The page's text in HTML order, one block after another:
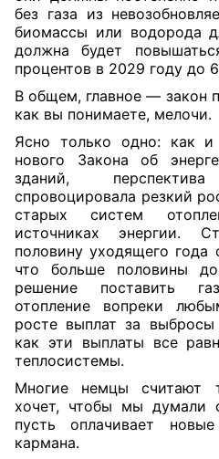
без газа из
биомассы или водорода
должна будет
процентов в 2029 году до
В общем, главное — закон
как вы понимаете, мелочи.
Ясно только одно: как и
нового Закона об
зданий,
спровоцировала резкий
старых систем
источниках энергии.
половину уходящего года
что больше половины
решение поставить
отопление вопреки
росте выплат за выбросы
как эти выплаты все
теплосистемы.
Многие немцы считают
хочет, чтобы мы думали
пусть оплачивает
кармана.